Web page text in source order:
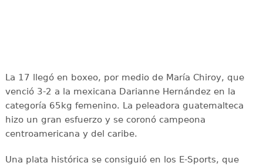
La 17 llegó en boxeo, por medio de María Chiroy, que
venció 3-2 a la mexicana Darianne Hernández en la
categoría 65kg femenino. La peleadora guatemalteca
hizo un gran esfuerzo y se coronó campeona
centroamericana y del caribe.
Una plata histórica se consiguió en los E-Sports, que